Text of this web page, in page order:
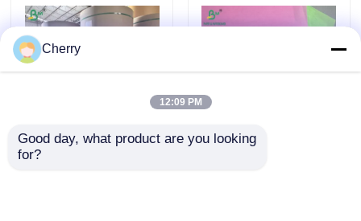
हमसे संपर्क करें
समाचार
सीएडी प्लॉटर पेपर
एंटी स्क्रैच 30g धातु और
Cherry
12:09 PM
Good day, what product are you looking
for?